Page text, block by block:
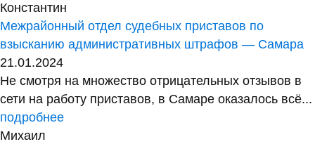
Константин
Межрайонный отдел судебных приставов по
взысканию административных штрафов — Самара
21.01.2024
Не смотря на множество отрицательных отзывов в
сети на работу приставов, в Самаре оказалось всё...
подробнее
Михаил